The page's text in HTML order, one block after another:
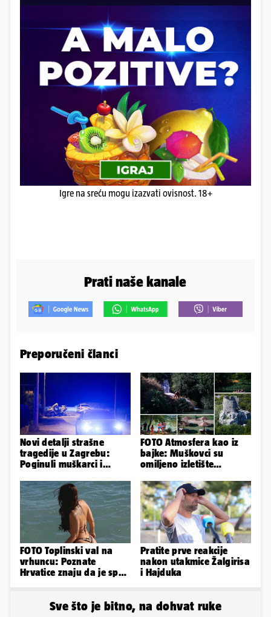
Igre na sreću mogu izazvati ovisnost. 18+
Prati naše kanale
Preporučeni članci
Novi detalji strašne
tragedije u Zagrebu:
Poginuli muškarci i
policiji
FOTO Atmosfera kao iz
bajke: Muškovci su
omiljeno izletište
zašto
FOTO Toplinski val na
vrhuncu: Poznate
Hrvatice znaju da je spas
Pratite prve reakcije
nakon utakmice Žalgirisa
i Hajduka
Sve što je bitno, na dohvat ruke